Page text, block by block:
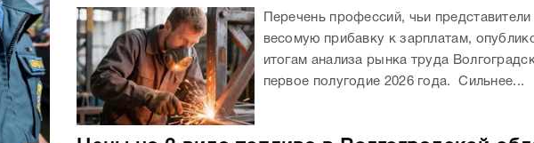
Перечень профессий, чьи
весомую прибавку к зарплатам,
итогам анализа рынка труда
первое полугодие 2026 года. Сильнее...